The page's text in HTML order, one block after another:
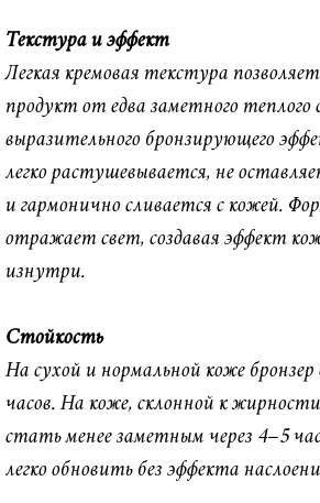
Текстура и эффект
Легкая кремовая текстура
продукт от едва заметного теплого
выразительного бронзирующего
легко растушевывается, не
и гармонично сливается с кожей.
отражает свет, создавая эффект
изнутри.
Стойкость
На сухой и нормальной коже бронзер
часов. На коже, склонной к
стать менее заметным через 4−5
легко обновить без эффекта
КОСМЕТИКА,
ВОЗВРАЩАЮЩАЯ КОЖЕ